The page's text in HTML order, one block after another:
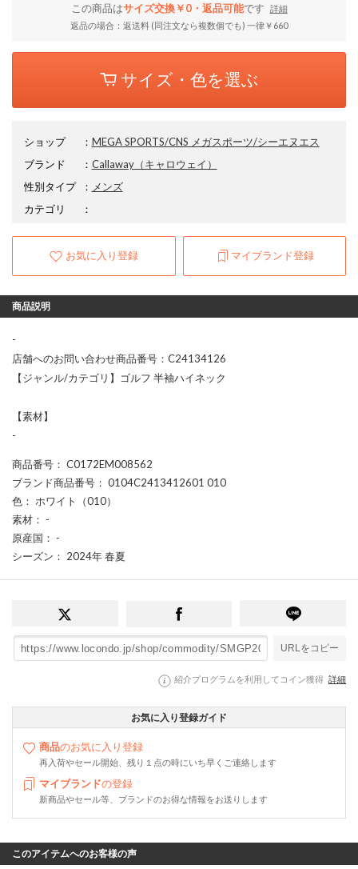
この商品はサイズ交換￥0・返品可能です
詳細
返品の場合：返送料 (同注文なら複数個でも) 一律￥660
サイズ・色を選ぶ
ショップ ： MEGA SPORTS/CNS メガスポーツ/シーエヌエス
ブランド
： Callaway（キャロウェイ）
性別タイプ
： メンズ
カテゴリ
：
お気に入り登録 マイブランド登録
商品説明
-
店舗へのお問い合わせ商品番号：C24134126
【ジャンル/カテゴリ】ゴルフ 半袖ハイネック
【素材】
-
商品番号 ： C0172EM008562
ブランド商品番号 ： 0104C2413412601 010
色 ： ホワイト（010）
素材 ： -
原産国 ： -
シーズン ： 2024年 春夏
URLをコピー
紹介プログラムを利用してコイン獲得 詳細
お気に入り登録ガイド
商品のお気に入り登録
再入荷やセール開始、残り１点の時にいち早くご連絡します
マイブランドの登録
新商品やセール等、ブランドのお得な情報をお送りします
このアイテムへのお客様の声